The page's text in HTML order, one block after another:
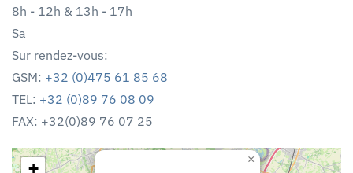
8h - 12h & 13h - 17h
Sa
Sur rendez-vous:
GSM: +32 (0)475 61 85 68
TEL: +32 (0)89 76 08 09
FAX: +32(0)89 76 07 25
×
+